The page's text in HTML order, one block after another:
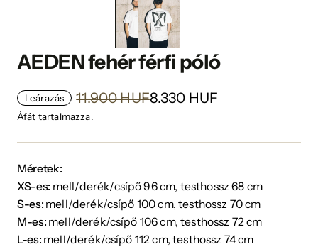
AEDEN fehér férfi póló
Leárazás 11.900 HUF8.330 HUF
Áfát tartalmazza.
Méretek:
XS-es: mell/derék/csípő 96 cm, testhossz 68 cm
S-es: mell/derék/csípő 100 cm, testhossz 70 cm
M-es: mell/derék/csípő 106 cm, testhossz 72 cm
L-es: mell/derék/csípő 112 cm, testhossz 74 cm